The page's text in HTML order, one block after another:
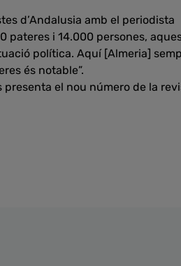
d’Andalusia amb el periodista
pateres i 14.000 persones,
política. Aquí [Almeria]
és notable”.
presenta el nou número de la